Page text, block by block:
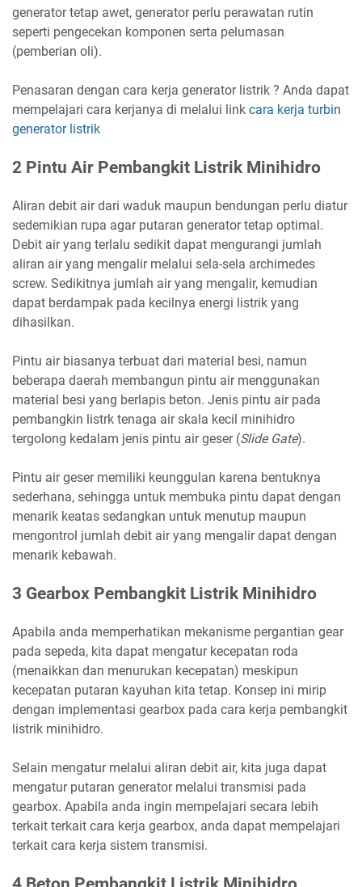
generator tetap awet, generator perlu perawatan rutin
seperti pengecekan komponen serta pelumasan
(pemberian oli).
Penasaran dengan cara kerja generator listrik ? Anda dapat
mempelajari cara kerjanya di melalui link cara kerja turbin
generator listrik
2 Pintu Air Pembangkit Listrik Minihidro
Aliran debit air dari waduk maupun bendungan perlu diatur
sedemikian rupa agar putaran generator tetap optimal.
Debit air yang terlalu sedikit dapat mengurangi jumlah
aliran air yang mengalir melalui sela-sela archimedes
screw. Sedikitnya jumlah air yang mengalir, kemudian
dapat berdampak pada kecilnya energi listrik yang
dihasilkan.
Pintu airbiasanya terbuat dari material besi, namun
beberapa daerah membangun pintu air menggunakan
material besi yang berlapis beton. Jenis pintu air pada
pembangkin listrk tenaga air skala kecil minihidro
tergolong kedalam jenis pintu air geser (Slide Gate).
Pintu air geser memiliki keunggulan karena bentuknya
sederhana, sehingga untuk membuka pintu dapat dengan
menarik keatas sedangkan untuk menutup maupun
mengontrol jumlah debit air yang mengalir dapat dengan
menarik kebawah.
3 Gearbox Pembangkit Listrik Minihidro
Apabila anda memperhatikan mekanisme pergantian gear
pada sepeda, kita dapat mengatur kecepatan roda
(menaikkan dan menurukan kecepatan) meskipun
kecepatan putaran kayuhan kita tetap. Konsep ini mirip
dengan implementasi gearbox pada cara kerja pembangkit
listrik minihidro.
Selain mengatur melalui aliran debit air, kita juga dapat
mengatur putaran generator melalui transmisi pada
gearbox. Apabila anda ingin mempelajari secara lebih
terkait terkait cara kerja gearbox, anda dapat mempelajari
terkait cara kerja sistem transmisi.